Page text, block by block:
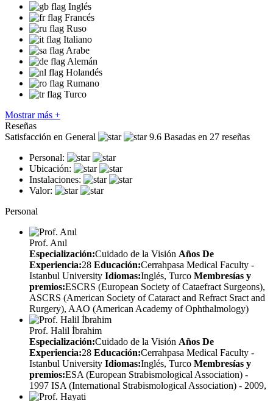
Inglés
Francés
Ruso
Italiano
Arabe
Alemán
Holandés
Rumano
Turco
Mostrar más +
Reseñas
Satisfacción en General
9.6 Basadas en 27 reseñas
Personal:
Ubicación:
Instalaciones:
Valor:
Personal
Prof. Anıl
Especialización:Cuidado de la Visión Años De
Experiencia:28 Educación:Cerrahpasa Medical Faculty -
Istanbul University Idiomas:Inglés, Turco Membresías y
premios:ESCRS (European Society of Cataefract Surgeons),
ASCRS (American Society of Cataract and Refract Sract and
Rurgery), AAO (American Academy of Ophthalmology)
Prof. Halil İbrahim
Especialización:Cuidado de la Visión Años De
Experiencia:28 Educación:Cerrahpasa Medical Faculty -
Istanbul University Idiomas:Inglés, Turco Membresías y
premios:ESA (European Strabismological Association) -
1997 ISA (International Strabismological Association) - 2009,